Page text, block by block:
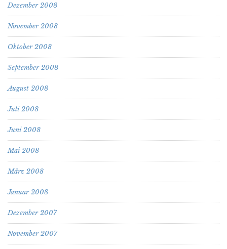
Dezember 2008
November 2008
Oktober 2008
September 2008
August 2008
Juli 2008
Juni 2008
Mai 2008
März 2008
Januar 2008
Dezember 2007
November 2007